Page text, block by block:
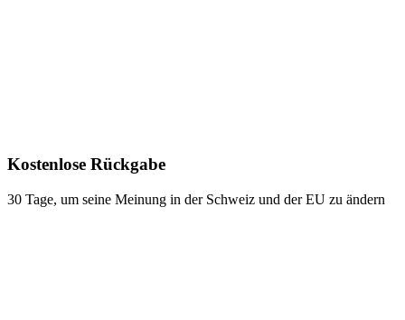
Kostenlose Rückgabe
30 Tage, um seine Meinung in der Schweiz und der EU zu ändern